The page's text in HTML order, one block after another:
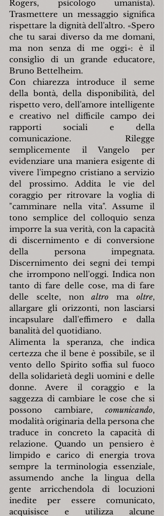
Rogers, psicologo umanista).
Trasmettere un messaggio significa
rispettare la dignità dell'altro. «Spero
che tu sarai diverso da me domani,
ma non senza di me oggi»: è il
consiglio di un grande educatore,
Bruno Bettelheim.
Con chiarezza introduce il seme
della bontà, della disponibilità, del
rispetto vero, dell'amore intelligente
e creativo nel difficile campo dei
rapporti sociali e della
comunicazione. Rilegge
semplicemente il Vangelo per
evidenziare una maniera esigente di
vivere l'impegno cristiano a servizio
del prossimo. Addita le vie del
coraggio per ritrovare la voglia di
"camminare nella vita". Assume il
tono semplice del colloquio senza
imporre la sua verità, con la capacità
di discernimento e di conversione
della persona impegnata.
Discernimento dei segni dei tempi
che irrompono nell'oggi. Indica non
tanto di fare delle cose, ma di fare
delle scelte, non altro ma oltre,
allargare gli orizzonti, non lasciarsi
incapsulare dall'effimero e dalla
banalità del quotidiano.
Alimenta la speranza, che indica
certezza che il bene è possibile, se il
vento dello Spirito soffia sul fuoco
della solidarietà degli uomini e delle
donne. Avere il coraggio e la
saggezza di cambiare le cose che si
possono cambiare, comunicando,
modalità originaria della persona che
traduce in concreto la capacità di
relazione. Quando un pensiero è
limpido e carico di energia trova
sempre la terminologia essenziale,
assumendo anche la lingua della
gente arricchendola di locuzioni
inedite per essere comunicato,
acquisisce e utilizza alcune